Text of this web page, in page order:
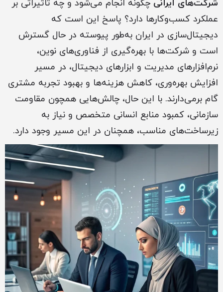
شرکت‌های ایرانی چگونه انجام می‌شود و چه تاثیراتی بر
عملکرد کسب‌وکارها دارد؟ پاسخ این است که
دیجیتال‌سازی در ایران به‌طور پیوسته در حال گسترش
است و شرکت‌ها با بهره‌گیری از فناوری‌های نوین،
نرم‌افزارهای مدیریت و ابزارهای دیجیتال، در مسیر
افزایش بهره‌وری، کاهش هزینه‌ها و بهبود تجربه مشتری
گام برمی‌دارند. با این حال، چالش‌هایی همچون مقاومت
سازمانی، کمبود منابع انسانی متخصص و نیاز به
زیرساخت‌های مناسب، همچنان در این مسیر وجود دارد.